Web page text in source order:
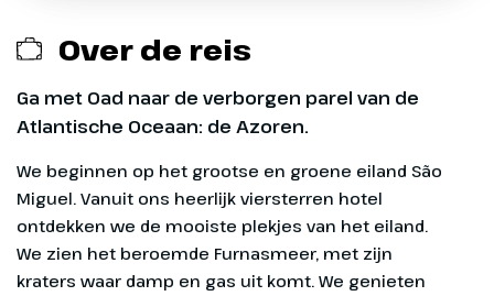
Over de reis
Ga met Oad naar de verborgen parel van de
Atlantische Oceaan: de Azoren.
We beginnen op het grootse en groene eiland São Miguel. Vanuit ons heerlijk viersterren hotel ontdekken we de mooiste plekjes van het eiland. We zien het beroemde Furnasmeer, met zijn kraters waar damp en gas uit komt. We genieten van de schitterende natuur in het Terra Nostra Botanical
Dag 1
Entrees Furnas-meer, Terra Nostra Garden
en Caldeira Velha
Toeristenbelasting
Luchthavenbelasting